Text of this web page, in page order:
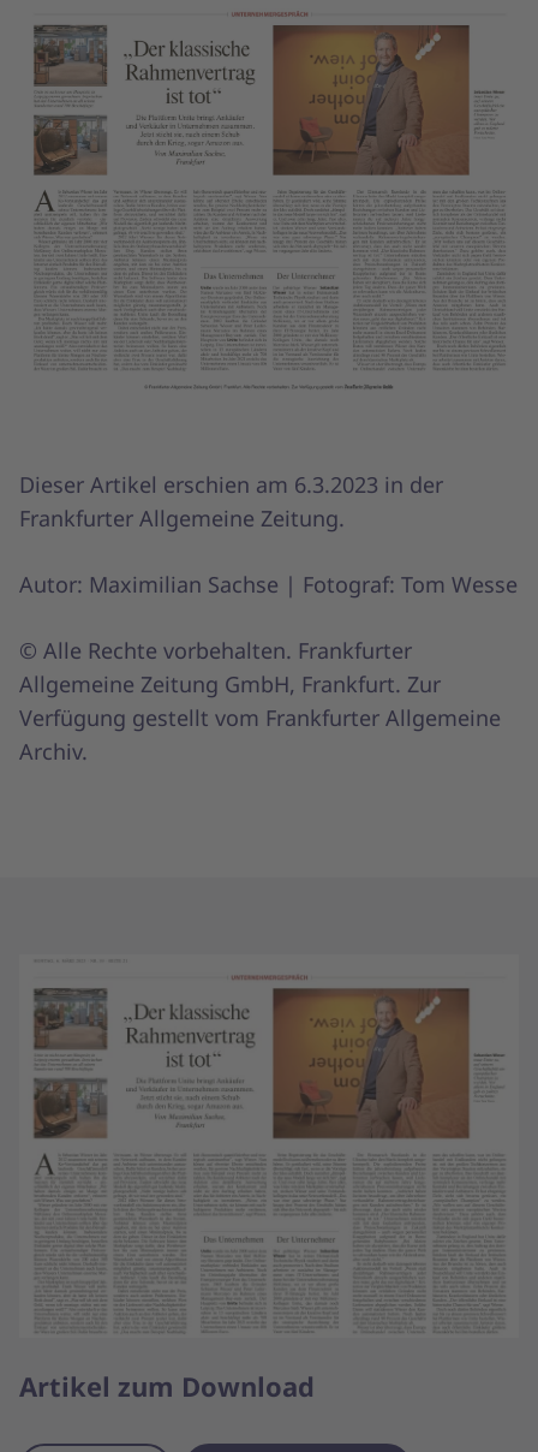
Dieser Artikel erschien am 6.3.2023 in der
Frankfurter Allgemeine Zeitung.
Autor: Maximilian Sachse | Fotograf: Tom Wesse
© Alle Rechte vorbehalten. Frankfurter
Allgemeine Zeitung GmbH, Frankfurt. Zur
Verfügung gestellt vom Frankfurter Allgemeine
Archiv.
Artikel zum Download